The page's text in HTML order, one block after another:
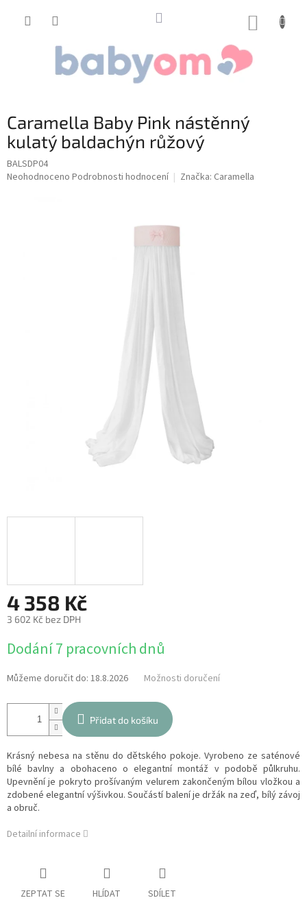
Caramella Baby Pink nástěnný
kulatý baldachýn růžový
BALSDP04
Průměrné
Neohodnoceno Podrobnosti hodnocení Značka: Caramella
4 358 Kč
3 602 Kč bez DPH
cena:
Dodání 7 pracovních dnů
Můžeme doručit do: 18.8.2026 Možnosti doručení
Přidat do košíku
Krásný nebesa na stěnu do dětského pokoje. Vyrobeno ze saténové
bílé bavlny a obohaceno o elegantní montáž v podobě půlkruhu.
Upevnění je pokryto prošívaným velurem zakončeným bílou vložkou a
zdobené elegantní výšivkou. Součástí balení je držák na zeď, bílý závoj
a obruč.
Detailní informace
ZEPTAT SE HLÍDAT SDÍLET